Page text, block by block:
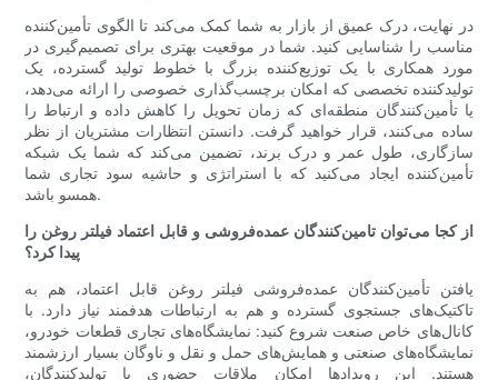
در نهایت، درک عمیق از بازار به شما کمک می‌کند تا الگوی تأمین‌کننده
مناسب را شناسایی کنید. شما در موقعیت بهتری برای تصمیم‌گیری در
مورد همکاری با یک توزیع‌کننده بزرگ با خطوط تولید گسترده، یک
تولیدکننده تخصصی که امکان برچسب‌گذاری خصوصی را ارائه می‌دهد،
یا تأمین‌کنندگان منطقه‌ای که زمان تحویل را کاهش داده و ارتباط را
ساده می‌کنند، قرار خواهید گرفت. دانستن انتظارات مشتریان از نظر
سازگاری، طول عمر و درک برند، تضمین می‌کند که شما یک شبکه
تأمین‌کننده ایجاد می‌کنید که با استراتژی و حاشیه سود تجاری شما
همسو باشد.
از کجا می‌توان تامین‌کنندگان عمده‌فروشی و قابل اعتماد فیلتر روغن را
پیدا کرد؟
یافتن تأمین‌کنندگان عمده‌فروشی فیلتر روغن قابل اعتماد، هم به
تاکتیک‌های جستجوی گسترده و هم به ارتباطات هدفمند نیاز دارد. با
کانال‌های خاص صنعت شروع کنید: نمایشگاه‌های تجاری قطعات خودرو،
نمایشگاه‌های صنعتی و همایش‌های حمل و نقل و ناوگان بسیار ارزشمند
هستند. این رویدادها امکان ملاقات حضوری با تولیدکنندگان،